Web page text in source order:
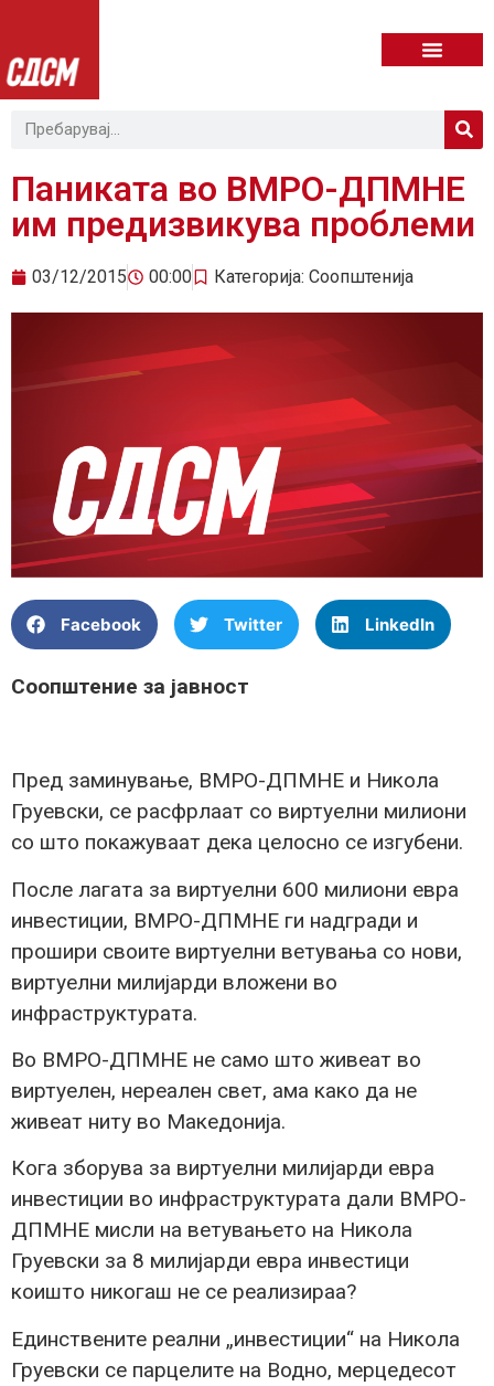
Паниката во ВМРО-ДПМНЕ
им предизвикува проблеми
03/12/2015 00:00 Категорија: Соопштенија
Facebook Twitter LinkedIn
Соопштение за јавност
Пред заминување, ВМРО-ДПМНЕ и Никола
Груевски, се расфрлаат со виртуелни милиони
со што покажуваат дека целосно се изгубени.
После лагата за виртуелни 600 милиони евра
инвестиции, ВМРО-ДПМНЕ ги надгради и
прошири своите виртуелни ветувања со нови,
виртуелни милијарди вложени во
инфраструктурата.
Во ВМРО-ДПМНЕ не само што живеат во
виртуелен, нереален свет, ама како да не
живеат ниту во Македонија.
Кога зборува за виртуелни милијарди евра
инвестиции во инфраструктурата дали ВМРО-
ДПМНЕ мисли на ветувањето на Никола
Груевски за 8 милијарди евра инвестици
коишто никогаш не се реализираа?
Единствените реални „инвестиции“ на Никола
Груевски се парцелите на Водно, мерцедесот